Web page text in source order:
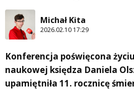
Michał Kita
2026.02.10 17:29
Konferencja poświęcona
naukowej księdza Daniela
upamiętniła 11. rocznicę